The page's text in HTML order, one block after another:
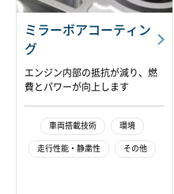
ミラーボアコーティン
グ
エンジン内部の抵抗が減り、燃
費とパワーが向上します
車両搭載技術 環境
走行性能・静粛性 その他